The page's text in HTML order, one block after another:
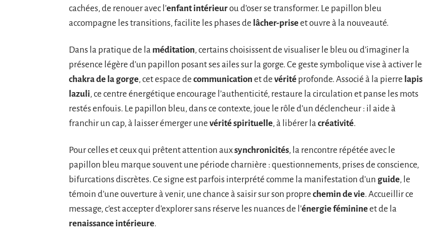
cachées, de renouer avec l’enfant intérieurou d’oser se transformer. Le papillon bleu
accompagne les transitions, facilite les phases de lâcher-priseet ouvre à la nouveauté.
Dans la pratique de la méditation, certains choisissent de visualiser le bleu ou d’imaginer la
présence légère d’un papillon posant ses ailes sur la gorge. Ce geste symbolique vise à activer le
chakra de la gorge, cet espace de communication et de vérité profonde. Associé à la pierre lapis
lazuli, ce centre énergétique encourage l’authenticité, restaure la circulation et panse les mots
restés enfouis. Le papillon bleu, dans ce contexte, joue le rôle d’un déclencheur : il aide à
franchir un cap, à laisser émerger une vérité spirituelle, à libérer la créativité.
Pour celles et ceux qui prêtent attention auxsynchronicités, la rencontre répétée avec le
papillon bleu marque souvent une période charnière : questionnements, prises de conscience,
bifurcations discrètes. Ce signe est parfois interprété comme la manifestation d’un guide, le
témoin d’une ouverture à venir, une chance à saisir sur son propre chemin de vie. Accueillir ce
message, c’est accepter d’explorer sans réserve les nuances de l’énergie féminineet de la
renaissance intérieure.